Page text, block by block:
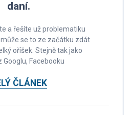
daní.
a řešíte už problematiku
se to ze začátku zdát
oříšek. Stejně tak jako
Facebooku
ČLÁNEK